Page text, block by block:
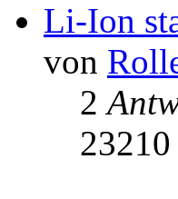
Li-Ion
von
2
23210